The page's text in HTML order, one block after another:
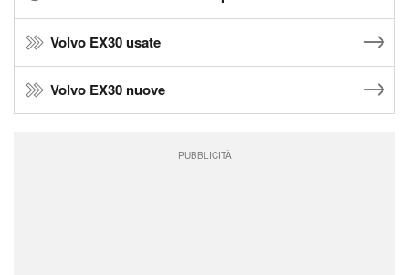
Volvo EX30 usate
Volvo EX30 nuove
PUBBLICITÀ